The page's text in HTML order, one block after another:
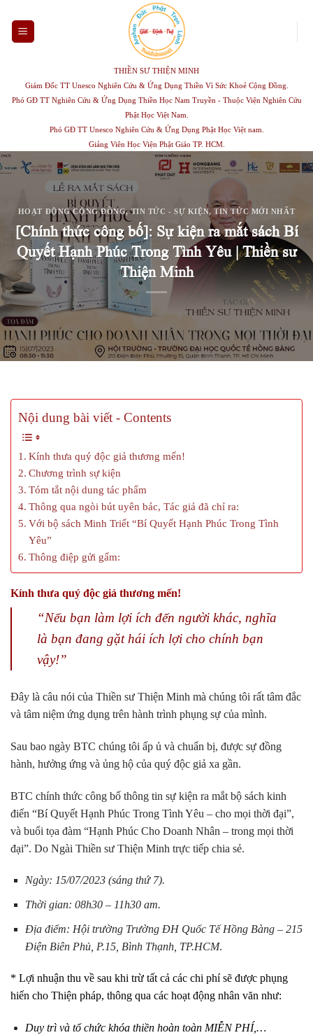
content
THIỀN SƯ THIỆN MINH
Giám Đốc TT Unesco Nghiên Cứu & Ứng Dụng Thiền Vì Sức Khoẻ Cộng Đồng.
Phó GĐ TT Nghiên Cứu & Ứng Dụng Thiền Học Nam Truyền - Thuộc Viện Nghiên Cứu
Phật Học Việt Nam.
Phó GĐ TT Unesco Nghiên Cứu & Ứng Dụng Phật Học Việt nam.
Giảng Viên Học Viện Phật Giáo TP. HCM.
HOẠT ĐỘNG CỘNG ĐỒNG,TIN TỨC - SỰ KIỆN,TIN TỨC MỚI NHẤT
[Chính thức công bố]: Sự kiện ra mắt sách Bí
Quyết Hạnh Phúc Trong Tình Yêu | Thiền sư
Thiện Minh
Nội dung bài viết - Contents
Kính thưa quý độc giả thương mến!
Chương trình sự kiện
Tóm tắt nội dung tác phẩm
Thông qua ngòi bút uyên bác, Tác giả đã chỉ ra:
Với bộ sách Minh Triết “Bí Quyết Hạnh Phúc Trong Tình
Yêu”
Thông điệp gửi gấm:
Kính thưa quý độc giả thương mến!
“Nếu bạn làm lợi ích đến người khác, nghĩa
là bạn đang gặt hái ích lợi cho chính bạn
vậy!”
Đây là câu nói của Thiền sư Thiện Minh mà chúng tôi rất tâm đắc
và tâm niệm ứng dụng trên hành trình phụng sự của mình.
Sau bao ngày BTC chúng tôi ấp ủ và chuẩn bị, được sự đồng
hành, hưởng ứng và ủng hộ của quý độc giả xa gần.
BTC chính thức công bố thông tin sự kiện ra mắt bộ sách kinh
điển “Bí Quyết Hạnh Phúc Trong Tình Yêu – cho mọi thời đại”,
và buổi tọa đàm “Hạnh Phúc Cho Doanh Nhân – trong mọi thời
đại”. Do Ngài Thiền sư Thiện Minh trực tiếp chia sẻ.
Ngày: 15/07/2023 (sáng thứ 7).
Thời gian: 08h30 – 11h30 am.
Địa điểm: Hội trường Trường ĐH Quốc Tế Hồng Bàng – 215
Điện Biên Phủ, P.15, Bình Thạnh, TP.HCM.
* Lợi nhuận thu về sau khi trừ tất cả các chi phí sẽ được phụng
hiến cho Thiện pháp, thông qua các hoạt động nhân văn như:
Duy trì và tổ chức khóa thiền hoàn toàn MIỄN PHÍ,…